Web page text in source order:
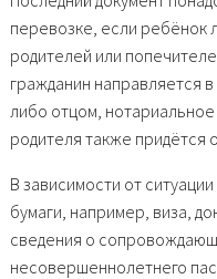
перевозке, если ребёнок
родителей или
гражданин направляется
либо отцом, нотариальное
родителя также придётся
В зависимости от
бумаги, например, виза,
сведения о
несовершеннолетнего